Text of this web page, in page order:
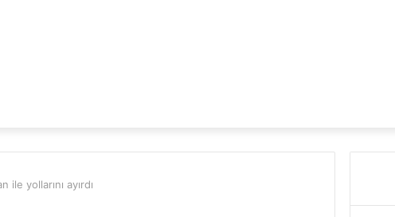
ile yollarını ayırdı